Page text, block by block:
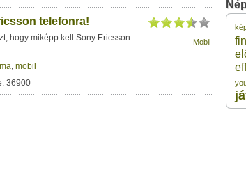
telefonra!
hogy miképp kell Sony Ericsson
, mobil
36900
Mobil